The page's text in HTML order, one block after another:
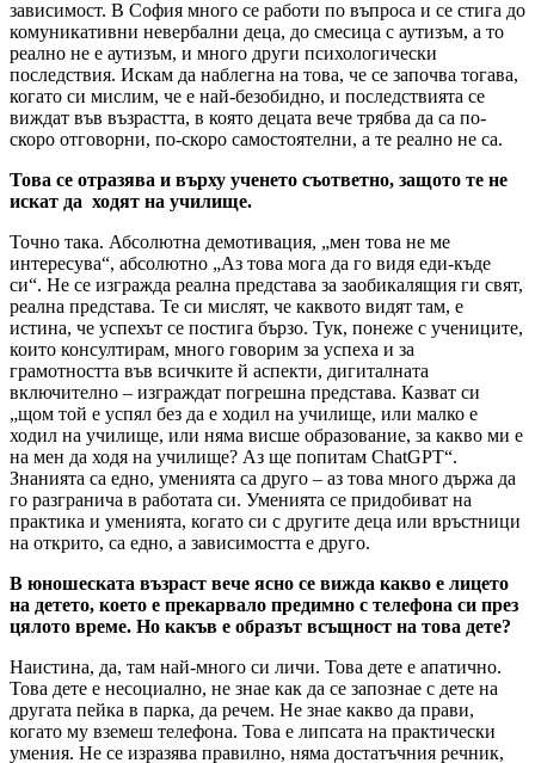
зависимост. В София много се работи по въпроса и се стига до
комуникативни невербални деца, до смесица с аутизъм, а то
реално не е аутизъм, и много други психологически
последствия. Искам да наблегна на това, че се започва тогава,
когато си мислим, че е най-безобидно, и последствията се
виждат във възрастта, в която децата вече трябва да са по-
скоро отговорни, по-скоро самостоятелни, а те реално не са.
Това се отразява и върху ученето съответно, защото те не
искат да ходят на училище.
Точно така. Абсолютна демотивация, „мен това не ме
интересува“, абсолютно „Аз това мога да го видя еди-къде
си“. Не се изгражда реална представа за заобикалящия ги свят,
реална представа. Те си мислят, че каквото видят там, е
истина, че успехът се постига бързо. Тук, понеже с учениците,
които консултирам, много говорим за успеха и за
грамотността във всичките й аспекти, дигиталната
включително – изграждат погрешна представа. Казват си
„щом той е успял без да е ходил на училище, или малко е
ходил на училище, или няма висше образование, за какво ми е
на мен да ходя на училище? Аз ще попитам ChatGPT“.
Знанията са едно, уменията са друго – аз това много държа да
го разгранича в работата си. Уменията се придобиват на
практика и уменията, когато си с другите деца или връстници
на открито, са едно, а зависимостта е друго.
В юношеската възраст вече ясно се вижда какво е лицето
на детето, което е прекарвало предимно с телефона си през
цялото време. Но какъв е образът всъщност на това дете?
Наистина, да, там най-много си личи. Това дете е апатично.
Това дете е несоциално, не знае как да се запознае с дете на
другата пейка в парка, да речем. Не знае какво да прави,
когато му вземеш телефона. Това е липсата на практически
умения. Не се изразява правилно, няма достатъчния речник,